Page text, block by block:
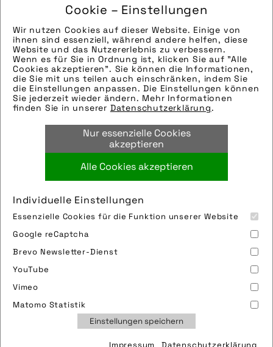
Cookie – Einstellungen
Wir nutzen Cookies auf dieser Website. Einige von
ihnen sind essenziell, während andere helfen, diese
Website und das Nutzererlebnis zu verbessern.
Wenn es für Sie in Ordnung ist, klicken Sie auf "Alle
Cookies akzeptieren". Sie können die Informationen,
die Sie mit uns teilen auch einschränken, indem Sie
die Einstellungen anpassen. Die Einstellungen können
Sie jederzeit wieder ändern. Mehr Informationen
finden Sie in unserer Datenschutzerklärung.
Nur essenzielle Cookies
akzeptieren
Alle Cookies akzeptieren
Individuelle Einstellungen
Essenzielle Cookies für die Funktion unserer Website
Google reCaptcha
Brevo Newsletter-Dienst
YouTube
Vimeo
Matomo Statistik
Einstellungen speichern
Impressum Datenschutzerklärung
Quelle/Source [´www.pd-f.de / Martin
Häußermann | movement-media.de]
Technik-Info:
Die technischen Details werden in Bälde
eingefügt. Sie können uns aber gern auch
per E-Mail oder Telefon kontaktieren, wir
helfen gerne weiter.
fun,schnee,ski,spaß,winter
Bild downloaden
Nutzungsbedingungen
Datenschutz
Cookies